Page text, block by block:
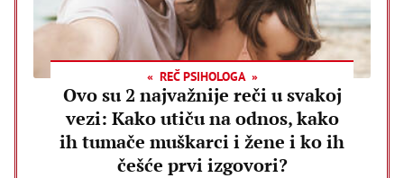
REČ PSIHOLOGA
Ovo su 2 najvažnije reči u svakoj
vezi: Kako utiču na odnos, kako
ih tumače muškarci i žene i ko ih
češće prvi izgovori?